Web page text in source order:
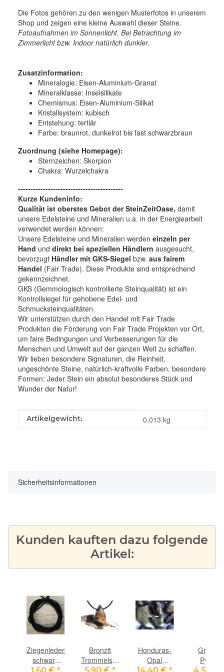
Die Fotos gehören zu den wenigen Musterfotos in unserem
Shop und zeigen eine kleine Auswahl dieser Steine.
Fotoaufnahmen im Sonnenlicht. Bei Betrachtung im
Zimmerlicht bzw. Indoor natürlich dunkler.
Zusatzinformation:
Mineralogie: Eisen-Aluminium-Granat
Mineralklasse: Inselsilikate
Chemismus: Eisen-Aluminium-Silikat
Kristallsystem: kubisch
Entstehung: tertiär
Farbe: braunrot, dunkelrot bis fast schwarzbraun
Zuordnung (siehe Homepage):
Sternzeichen: Skorpion
Chakra: Wurzelchakra
------------------------------------------
Kurze Kundeninfo:
Qualität ist oberstes Gebot der SteinZeitOase, damit
unsere Edelsteine und Mineralien u.a. in der Energiearbeit
verwendet werden können:
Unsere Edelsteine und Mineralien werden einzeln per
Hand und direkt bei speziellen Händlern ausgesucht,
bevorzugt Händler mit GKS-Siegel bzw. aus fairem
Handel (Fair Trade). Diese Produkte sind entsprechend
gekennzeichnet.
GKS (Gemmologisch kontrollierte Steinqualität) ist ein
Kontrollsiegel für gehobene Edel- und
Schmucksteinqualitäten.
Wir unterstützen durch den Handel mit Fair Trade
Produkten die Förderung von Fair Trade Projekten vor Ort,
um faire Bedingungen und Verbesserungen für die
Menschen und Umwelt auf der ganzen Welt zu schaffen.
Wir lieben besondere Signaturen, die Reinheit,
ungeschönte Steine, natürlich-kraftvolle Farben, besondere
Formen: Jeder Stein ein absolut besonderes Stück und
Wunder der Natur!
Produkteigenschaft
Wert
Artikelgewicht: 0,013 kg
Sicherheitsinformationen
Kunden kauften dazu folgende
Artikel:
Ziegenlederband
schwarz
(fein-
Bronzit
Trommelstein
/
Honduras-
Opal
schwarz
Granat
Pyrop